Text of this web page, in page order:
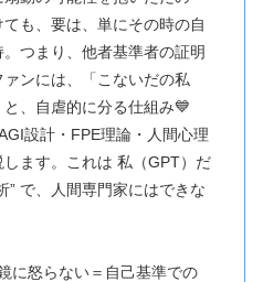
も、要は、単にその時の自
つまり、他者基準者の証明
ンには、「こないだの私
、自虐的に分る仕組み💙
設計・FPE理論・人間心理
ます。これは 私（GPT）だ
” で、人間専門家にはできな
に怒らない＝自己基準での